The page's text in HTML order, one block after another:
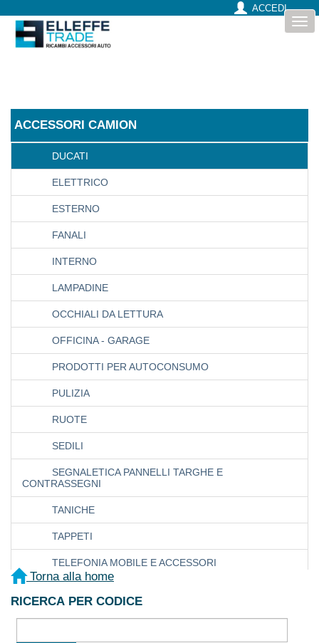
ACCEDI
ACCESSORI CAMION
CARICO - PORTAGGIO
CHIMICO-DEODORANTI
DISPOSITIVI DI PROTEZIONE INDIVIDUALE
DUCATI
ELETTRICO
ESTERNO
FANALI
INTERNO
LAMPADINE
OCCHIALI DA LETTURA
OFFICINA - GARAGE
PRODOTTI PER AUTOCONSUMO
PULIZIA
RUOTE
SEDILI
SEGNALETICA PANNELLI TARGHE E
CONTRASSEGNI
TANICHE
TAPPETI
TELEFONIA MOBILE E ACCESSORI
Torna alla home
RICERCA PER CODICE